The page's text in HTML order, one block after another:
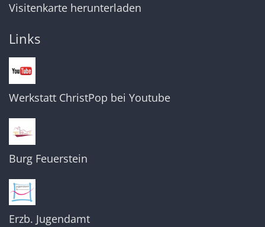
Visitenkarte herunterladen
Links
Werkstatt ChristPop bei Youtube
Burg Feuerstein
Erzb. Jugendamt